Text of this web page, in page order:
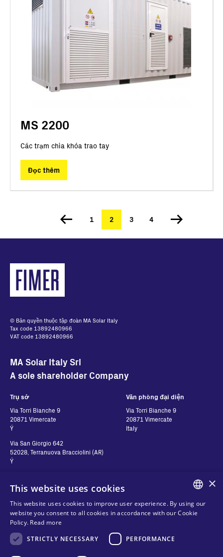
MS 2200
Các trạm chìa khóa trao tay
Đọc thêm
Trang
1 Trang
hiện
2 Trang
3 Trang
4
© Bản quyền thuộc tập đoàn MA Solar Italy
Tax code 13892480966
VAT code 13892480966
MA Solar Italy Srl
A sole shareholder Company
Trụ sở
Via Torri Bianche 9
20871 Vimercate
Ý
Via San Giorgio 642
52028, Terranuova Bracciolini (AR)
Ý
Văn phòng đại diện
Via Torri Bianche 9
20871 Vimercate
Italy
Hãy liên hệ với chúng
tôi
Hãy liên hệ với chúng tôi
Nơi để mua hàng
Theo dõi chúng tôi
Quyền riêng tư
ENGLISH
×
This website uses cookies
This website uses cookies to improve user experience. By using our
website you consent to all cookies in accordance with our Cookie
Policy. Read more
STRICTLY NECESSARY
PERFORMANCE